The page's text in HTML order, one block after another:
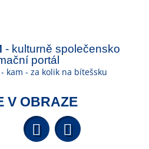
- kulturně společensko
portál
kam - za kolik na bítešsku
V OBRAZE
YouTube